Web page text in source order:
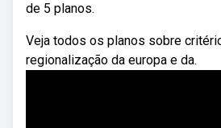
de 5 planos.
Veja todos os planos sobre
regionalização da europa e da.